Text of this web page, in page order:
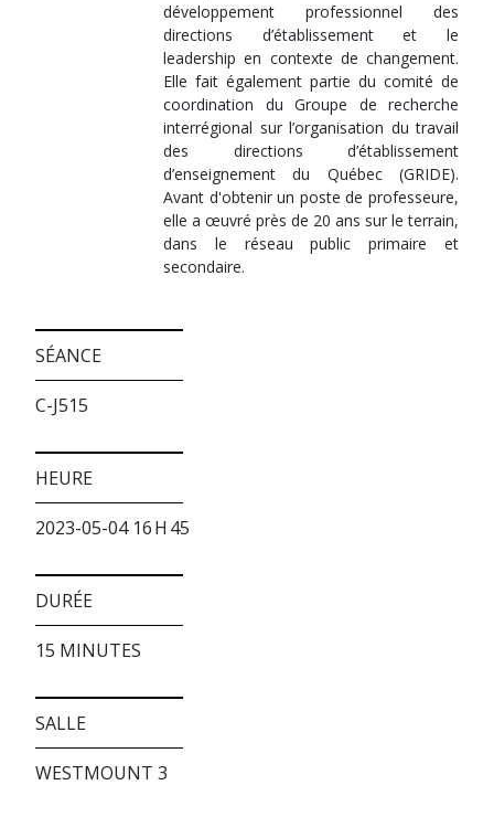
développement professionnel des
directions d’établissement et le
leadership en contexte de changement.
Elle fait également partie du comité de
coordination du Groupe de recherche
interrégional sur l’organisation du travail
des directions d’établissement
d’enseignement du Québec (GRIDE).
Avant d'obtenir un poste de professeure,
elle a œuvré près de 20 ans sur le terrain,
dans le réseau public primaire et
secondaire.
SÉANCE
C-J515
HEURE
2023-05-04 16 H 45
DURÉE
15 MINUTES
SALLE
WESTMOUNT 3